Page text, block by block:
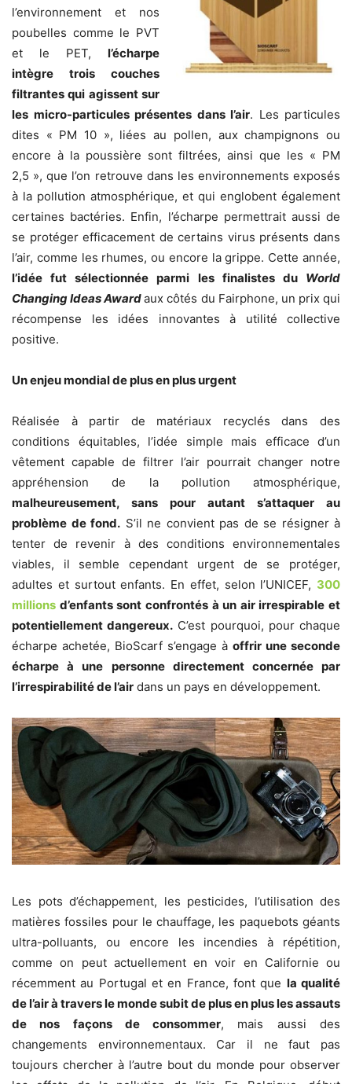
l’environnement et nos
poubelles comme le PVT
et le PET, l’écharpe
intègre trois couches
filtrantes qui agissent sur
les micro-particules présentes dans l’air. Les particules
dites « PM 10 », liées au pollen, aux champignons ou
encore à la poussière sont filtrées, ainsi que les « PM
2,5 », que l’on retrouve dans les environnements exposés
à la pollution atmosphérique, et qui englobent également
certaines bactéries. Enfin, l’écharpe permettrait aussi de
se protéger efficacement de certains virus présents dans
l’air, comme les rhumes, ou encore la grippe. Cette année,
l’idée fut sélectionnée parmi les finalistes du World
Changing Ideas Awardaux côtés du Fairphone, un prix qui
récompense les idées innovantes à utilité collective
positive.
Un enjeu mondial de plus en plus urgent
Réalisée à partir de matériaux recyclés dans des
conditions équitables, l’idée simple mais efficace d’un
vêtement capable de filtrer l’air pourrait changer notre
appréhension de la pollution atmosphérique,
malheureusement, sans pour autant s’attaquer au
problème de fond. S’il ne convient pas de se résigner à
tenter de revenir à des conditions environnementales
viables, il semble cependant urgent de se protéger,
adultes et surtout enfants. En effet, selon l’UNICEF, 300
millions d’enfants sont confrontés à un air irrespirable et
potentiellement dangereux. C’est pourquoi, pour chaque
écharpe achetée, BioScarf s’engage à offrir une seconde
écharpe à une personne directement concernée par
l’irrespirabilité de l’air dans un pays en développement.
Les pots d’échappement, les pesticides, l’utilisation des
matières fossiles pour le chauffage, les paquebots géants
ultra-polluants, ou encore les incendies à répétition,
comme on peut actuellement en voir en Californie ou
récemment au Portugal et en France, font que la qualité
de l’air à travers le monde subit de plus en plus les assauts
de nos façons de consommer, mais aussi des
changements environnementaux. Car il ne faut pas
toujours chercher à l’autre bout du monde pour observer